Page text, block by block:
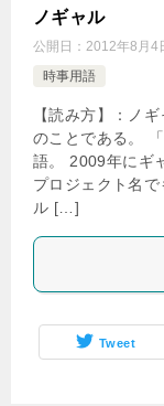
ノギャル
公開日： 2012年8月4
時事用語
【読み方】：ノ
のことである。
語。 2009年にギ
プロジェクト名
ル […]
Tweet